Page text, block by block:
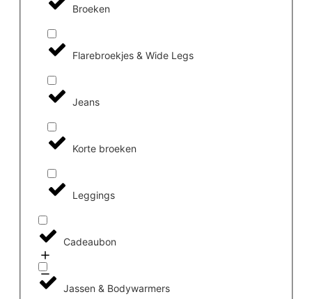
Broeken
Flarebroekjes & Wide Legs
Jeans
Korte broeken
Leggings
Cadeaubon
Jassen & Bodywarmers